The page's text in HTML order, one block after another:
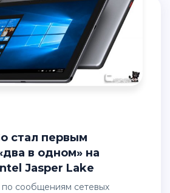
в одном» на
Jasper Lake